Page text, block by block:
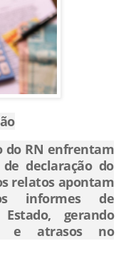
do RN enfrentam
declaração do
relatos apontam
informes de
gerando
e atrasos no